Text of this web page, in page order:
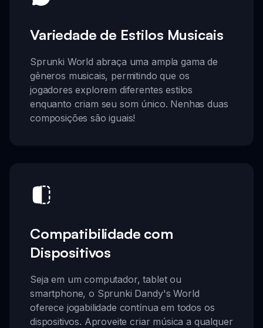
Variedade de Estilos Musicais
Sprunki World abraça uma ampla gama de
gêneros musicais, permitindo que os
jogadores explorem diferentes estilos
enquanto criam seu som único. Nenhas duas
composições são iguais!
Compatibilidade com
Dispositivos
Seja em um computador, tablet ou
smartphone, o Sprunki Dandy's World
oferece jogabilidade contínua em todos os
dispositivos. Aproveite criar música a qualquer